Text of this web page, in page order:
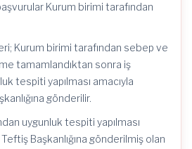
Kurum birimi tarafından
Kurum birimi tarafından sebep ve
tamamlandıktan sonra iş
tespiti yapılması amacıyla
gönderilir.
uygunluk tespiti yapılması
Başkanlığına gönderilmiş olan